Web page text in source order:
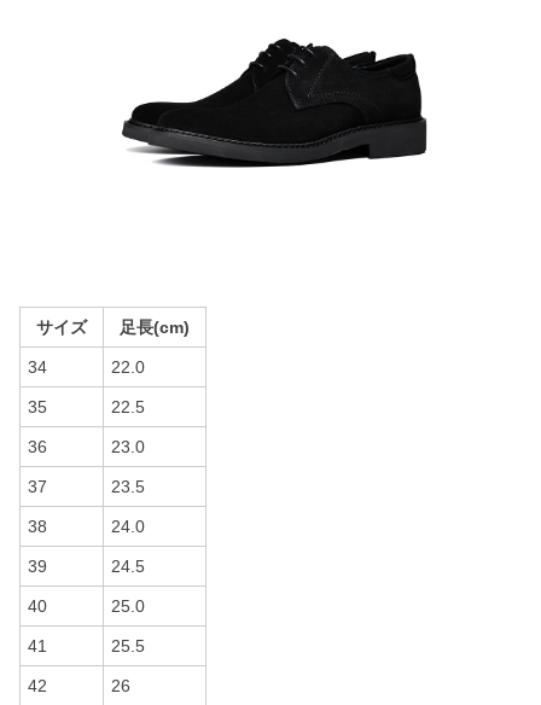
サイズ 足長(cm)
34 22.0
35 22.5
36 23.0
37 23.5
38 24.0
39 24.5
40 25.0
41 25.5
42 26